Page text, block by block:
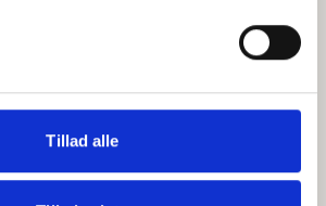
Tillad alle
ABCepos
Podcast